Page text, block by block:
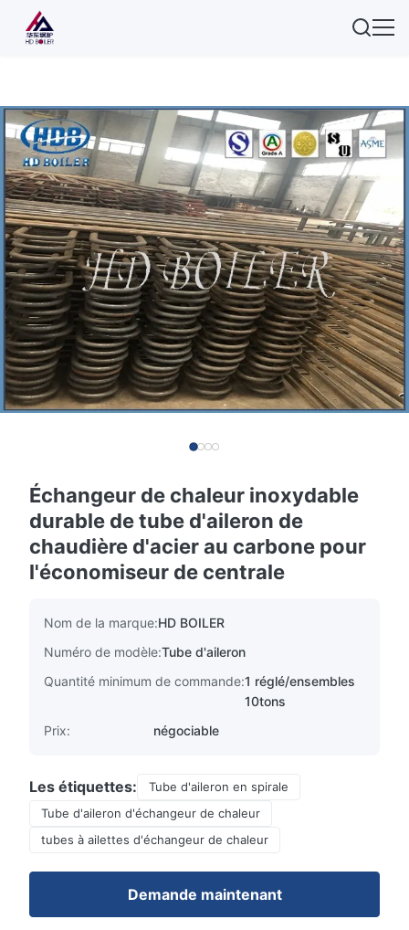
Échangeur de chaleur inoxydable
durable de tube d'aileron de
chaudière d'acier au carbone pour
l'économiseur de centrale
Nom de la marque:HD BOILER
Numéro de modèle:Tube d'aileron
Quantité minimum de commande:1 réglé/ensembles
10tons
Prix:
négociable
Les étiquettes:
Tube d'aileron en spirale
Tube d'aileron d'échangeur de chaleur
tubes à ailettes d'échangeur de chaleur
Demande maintenant